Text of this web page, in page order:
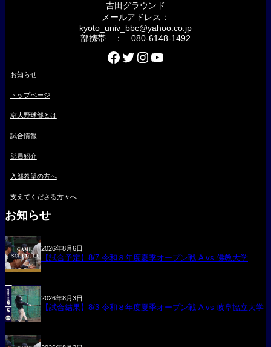
吉田グラウンド
メールアドレス：
kyoto_univ_bbc@yahoo.co.jp
部携帯 ： 080-6148-1492
Facebook Twitter Instagram YouTube
お知らせ
トップページ
京大野球部とは
試合情報
部員紹介
入部希望の方へ
支えてくださる方々へ
お知らせ
2026年8月6日
【試合予定】8/7 令和８年度夏季オープン戦 A vs 佛教大学
2026年8月3日
【試合結果】8/3 令和８年度夏季オープン戦 A vs 岐阜協立大学